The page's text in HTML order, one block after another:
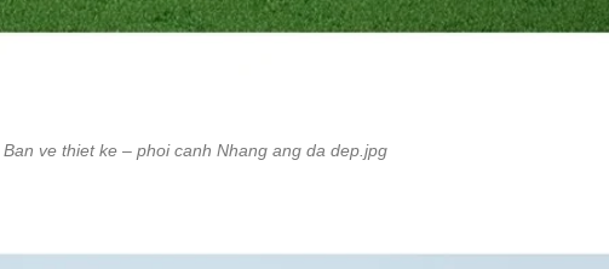
Ban ve thiet ke – phoi canh Nhang ang da dep.jpg